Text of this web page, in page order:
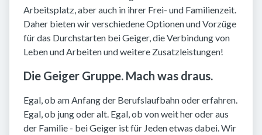
Arbeitsplatz, aber auch in ihrer Frei- und Familienzeit.
Daher bieten wir verschiedene Optionen und Vorzüge
für das Durchstarten bei Geiger, die Verbindung von
Leben und Arbeiten und weitere Zusatzleistungen!
Die Geiger Gruppe. Mach was draus.
Egal, ob am Anfang der Berufslaufbahn oder erfahren.
Egal, ob jung oder alt. Egal, ob von weit her oder aus
der Familie - bei Geiger ist für Jeden etwas dabei. Wir